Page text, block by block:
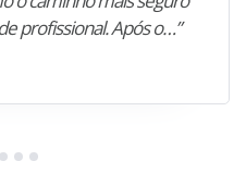
profissional. Após o…”